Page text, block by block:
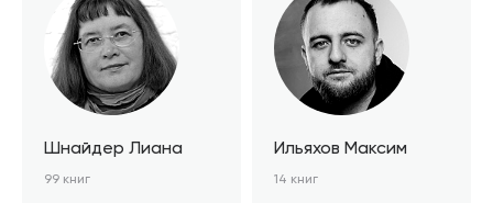
Шнайдер Лиана
99 книг
Ильяхов Максим
14 книг